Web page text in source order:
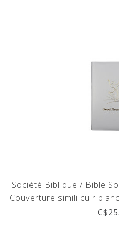
Société Biblique / Bible
Couverture simili cuir